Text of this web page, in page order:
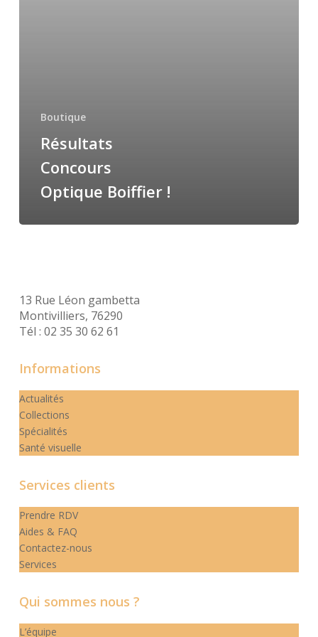
Boutique
Résultats
Concours
Optique Boiffier !
13 Rue Léon gambetta
Montivilliers, 76290
Tél : 02 35 30 62 61
Informations
Actualités
Collections
Spécialités
Santé visuelle
Services clients
Prendre RDV
Aides & FAQ
Contactez-nous
Services
Qui sommes nous ?
L’équipe